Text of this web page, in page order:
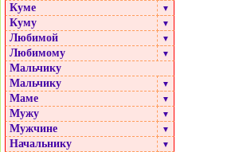
Куме ▼
Куму ▼
Любимой ▼
Любимому ▼
Мальчику
Мальчику
▼
Маме ▼
Мужу ▼
Мужчине ▼
Начальнику ▼